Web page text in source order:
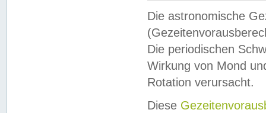
Die astronomische
Die periodischen
Wirkung von Mond
Rotation verursacht.
Diese